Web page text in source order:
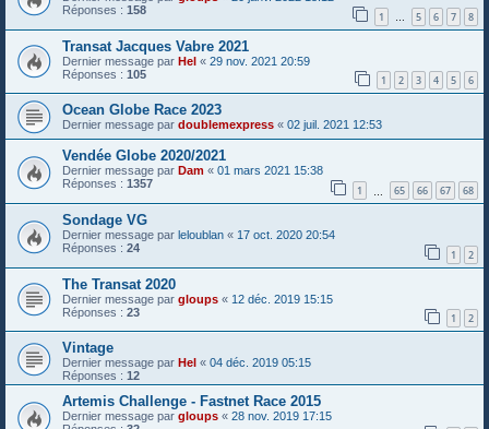
Réponses : 158 1 … 5 6 7 8
Transat Jacques Vabre 2021
Dernier message par Hel « 29 nov. 2021 20:59
Réponses : 105 1 2 3 4 5 6
Ocean Globe Race 2023
Dernier message par doublemexpress « 02 juil. 2021 12:53
Vendée Globe 2020/2021
Dernier message par Dam « 01 mars 2021 15:38
Réponses : 1357 1 65 66 67 68
Sondage VG
Dernier message par leloublan « 17 oct. 2020 20:54
Réponses : 24 1 2
The Transat 2020
Dernier message par gloups « 12 déc. 2019 15:15
Réponses : 23 1 2
Vintage
Dernier message par Hel « 04 déc. 2019 05:15
Réponses : 12
Artemis Challenge - Fastnet Race 2015
Dernier message par gloups « 28 nov. 2019 17:15